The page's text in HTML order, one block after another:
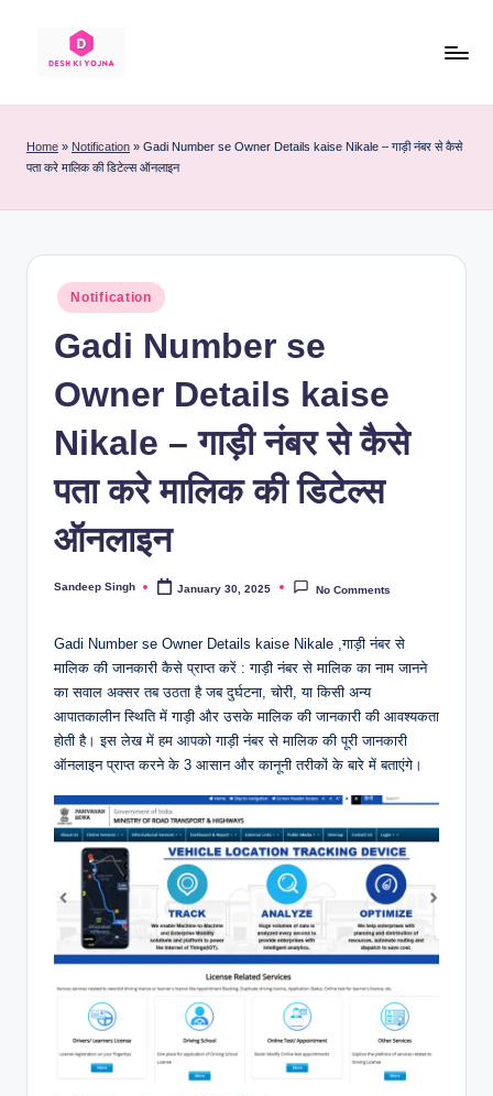
s
h
Har
Yojna
Home » Notification » Gadi Number se Owner Details kaise Nikale – गाड़ी नंबर से कैसे
पता करे मालिक की डिटेल्स ऑनलाइन
Posted
in
Notification
Gadi Number se
Owner Details kaise
Nikale – गाड़ी नंबर से कैसे
पता करे मालिक की डिटेल्स
ऑनलाइन
Posted
Sandeep Singh January 30, 2025 No Comments
Gadi Number se Owner Details kaise Nikale ,गाड़ी नंबर से
मालिक की जानकारी कैसे प्राप्त करें : गाड़ी नंबर से मालिक का नाम जानने
का सवाल अक्सर तब उठता है जब दुर्घटना, चोरी, या किसी अन्य
आपातकालीन स्थिति में गाड़ी और उसके मालिक की जानकारी की आवश्यकता
होती है। इस लेख में हम आपको गाड़ी नंबर से मालिक की पूरी जानकारी
ऑनलाइन प्राप्त करने के 3 आसान और कानूनी तरीकों के बारे में बताएंगे।